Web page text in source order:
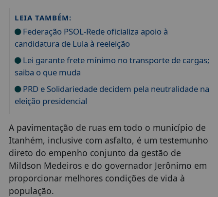
LEIA TAMBÉM:
Federação PSOL-Rede oficializa apoio à
candidatura de Lula à reeleição
Lei garante frete mínimo no transporte de cargas;
saiba o que muda
PRD e Solidariedade decidem pela neutralidade na
eleição presidencial
A pavimentação de ruas em todo o município de
Itanhém, inclusive com asfalto, é um testemunho
direto do empenho conjunto da gestão de
Mildson Medeiros e do governador Jerônimo em
proporcionar melhores condições de vida à
população.